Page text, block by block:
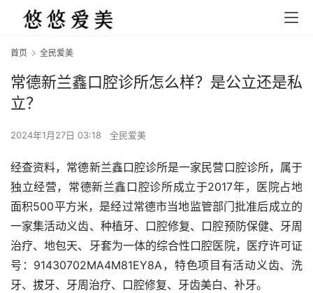
首页 全民爱美
常德新兰鑫口腔诊所怎么样？是公立还是私
立？
2024年1月27日 03:18 全民爱美
经查资料，常德新兰鑫口腔诊所是一家民营口腔诊所，属于
独立经营，常德新兰鑫口腔诊所成立于2017年，医院占地
面积500平方米，是经过常德市当地监管部门批准后成立的
一家集活动义齿、种植牙、口腔修复、口腔预防保健、牙周
治疗、地包天、牙套为一体的综合性口腔医院，医疗许可证
号：91430702MA4M81EY8A，特色项目有活动义齿、洗
牙、拔牙、牙周治疗、口腔修复、牙齿美白、补牙。